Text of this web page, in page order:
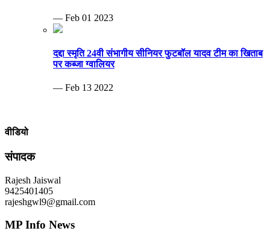
— Feb 01 2023
दद्दा स्मृति 24वी संभागीय सीनियर फुटबॉल यादव टीम का खिताब
पर कब्जा ग्वालियर
— Feb 13 2022
वीडियो
संपादक
Rajesh Jaiswal
9425401405
rajeshgwl9@gmail.com
MP Info News